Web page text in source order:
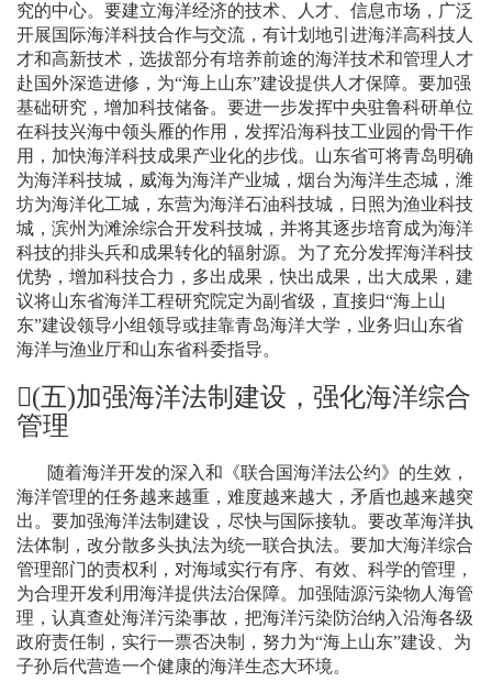
究的中心。要建立海洋经济的技术、人才、信息市场，广泛
开展国际海洋科技合作与交流，有计划地引进海洋高科技人
才和高新技术，选拔部分有培养前途的海洋技术和管理人才
赴国外深造进修，为“海上山东”建设提供人才保障。要加强
基础研究，增加科技储备。要进一步发挥中央驻鲁科研单位
在科技兴海中领头雁的作用，发挥沿海科技工业园的骨干作
用，加快海洋科技成果产业化的步伐。山东省可将青岛明确
为海洋科技城，威海为海洋产业城，烟台为海洋生态城，潍
坊为海洋化工城，东营为海洋石油科技城，日照为渔业科技
城，滨州为滩涂综合开发科技城，并将其逐步培育成为海洋
科技的排头兵和成果转化的辐射源。为了充分发挥海洋科技
优势，增加科技合力，多出成果，快出成果，出大成果，建
议将山东省海洋工程研究院定为副省级，直接归“海上山
东”建设领导小组领导或挂靠青岛海洋大学，业务归山东省
海洋与渔业厅和山东省科委指导。
(五)加强海洋法制建设，强化海洋综合
管理
随着海洋开发的深入和《联合国海洋法公约》的生效，
海洋管理的任务越来越重，难度越来越大，矛盾也越来越突
出。要加强海洋法制建设，尽快与国际接轨。要改革海洋执
法体制，改分散多头执法为统一联合执法。要加大海洋综合
管理部门的责权利，对海域实行有序、有效、科学的管理，
为合理开发利用海洋提供法治保障。加强陆源污染物人海管
理，认真查处海洋污染事故，把海洋污染防治纳入沿海各级
政府责任制，实行一票否决制，努力为“海上山东”建设、为
子孙后代营造一个健康的海洋生态大环境。